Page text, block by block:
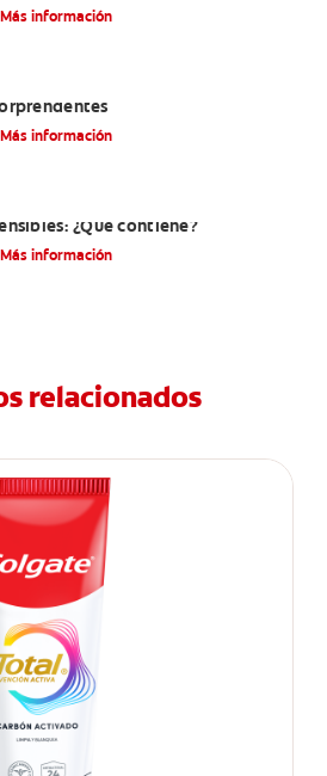
Más información
Más información
¿Qué contiene?
Más información
relacionados